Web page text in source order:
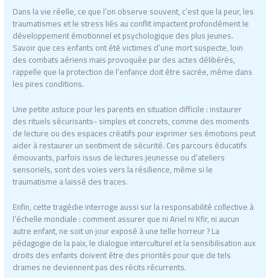
Dans la vie réelle, ce que l’on observe souvent, c’est que la peur, les
traumatismes et le stress liés au conflit impactent profondément le
développement émotionnel et psychologique des plus jeunes.
Savoir que ces enfants ont été victimes d’une mort suspecte, loin
des combats aériens mais provoquée par des actes délibérés,
rappelle que la protection de l’enfance doit être sacrée, même dans
les pires conditions.
Une petite astuce pour les parents en situation difficile : instaurer
des rituels sécurisants- simples et concrets, comme des moments
de lecture ou des espaces créatifs pour exprimer ses émotions peut
aider à restaurer un sentiment de sécurité. Ces parcours éducatifs
émouvants, parfois issus de lectures jeunesse ou d’ateliers
sensoriels, sont des voies vers la résilience, même si le
traumatisme a laissé des traces.
Enfin, cette tragédie interroge aussi sur la responsabilité collective à
l’échelle mondiale : comment assurer que ni Ariel ni Kfir, ni aucun
autre enfant, ne soit un jour exposé à une telle horreur ? La
pédagogie de la paix, le dialogue interculturel et la sensibilisation aux
droits des enfants doivent être des priorités pour que de tels
drames ne deviennent pas des récits récurrents.